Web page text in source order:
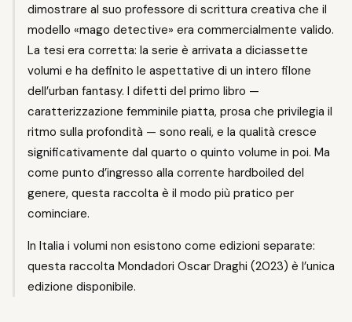
dimostrare al suo professore di scrittura creativa che il
modello «mago detective» era commercialmente valido.
La tesi era corretta: la serie è arrivata a diciassette
volumi e ha definito le aspettative di un intero filone
dell’urban fantasy. I difetti del primo libro —
caratterizzazione femminile piatta, prosa che privilegia il
ritmo sulla profondità — sono reali, e la qualità cresce
significativamente dal quarto o quinto volume in poi. Ma
come punto d’ingresso alla corrente hardboiled del
genere, questa raccolta è il modo più pratico per
cominciare.
In Italia i volumi non esistono come edizioni separate:
questa raccolta Mondadori Oscar Draghi (2023) è l’unica
edizione disponibile.